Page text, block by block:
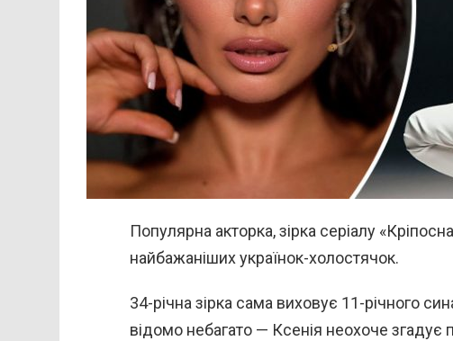
Популярна акторка, зірка серіалу
найбажаніших українок-холостячок.
34-річна зірка сама виховує 11-річного
відомо небагато — Ксенія неохоче згадує